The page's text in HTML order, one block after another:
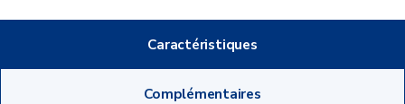
Caractéristiques
Complémentaires